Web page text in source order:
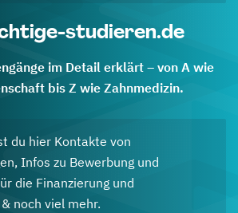
studieren.de
im Detail erklärt – von A wie
bis Z wie Zahnmedizin.
du hier Kontakte von
Infos zu Bewerbung und
die Finanzierung und
noch viel mehr.